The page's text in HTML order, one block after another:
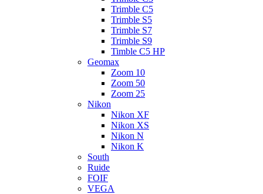
Trimble C5
Trimble S5
Trimble S7
Trimble S9
Timble C5 HP
Geomax
Zoom 10
Zoom 50
Zoom 25
Nikon
Nikon XF
Nikon XS
Nikon N
Nikon K
South
Ruide
FOIF
VEGA